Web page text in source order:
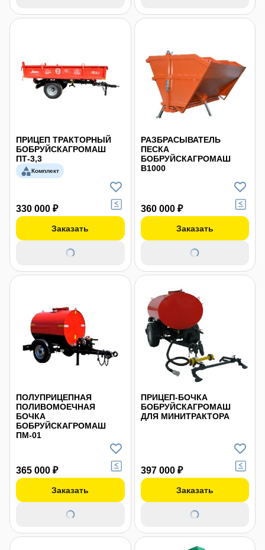
ПРИЦЕП ТРАКТОРНЫЙ
БОБРУЙСКАГРОМАШ
ПТ-3,3
Комплект
330 000 ₽
Заказать
РАЗБРАСЫВАТЕЛЬ
ПЕСКА
БОБРУЙСКАГРОМАШ
В1000
360 000 ₽
Заказать
ПОЛУПРИЦЕПНАЯ
ПОЛИВОМОЕЧНАЯ
БОЧКА
БОБРУЙСКАГРОМАШ
ПМ-01
365 000 ₽
Заказать
ПРИЦЕП-БОЧКА
БОБРУЙСКАГРОМАШ
ДЛЯ МИНИТРАКТОРА
397 000 ₽
Заказать